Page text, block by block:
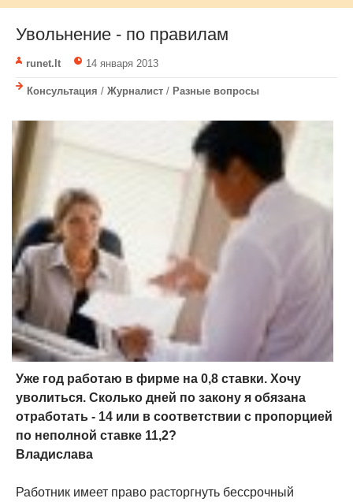
Увольнение - по правилам
runet.lt 14 января 2013
Консультация / Журналист / Разные вопросы
Уже год работаю в фирме на 0,8 ставки. Хочу
уволиться. Сколько дней по закону я обязана
отработать - 14 или в соответствии с пропорцией
по неполной ставке 11,2?
Владислава
Работник имеет право расторгнуть бессрочный